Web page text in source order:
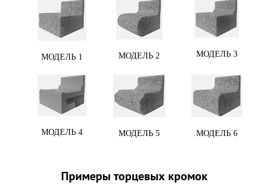
МОДЕЛЬ 1 МОДЕЛЬ 2 МОДЕЛЬ 3
МОДЕЛЬ 4 МОДЕЛЬ 5 МОДЕЛЬ 6
Примеры торцевых кромок